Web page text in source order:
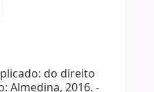
do direito
Almedina, 2016. -